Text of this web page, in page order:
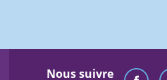
Nous suivre